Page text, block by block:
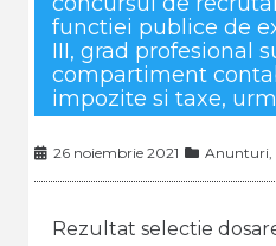
functiei publice de
III, grad profesional
compartiment
impozite si taxe,
26 noiembrie 2021 Anunturi,
Rezultat selectie